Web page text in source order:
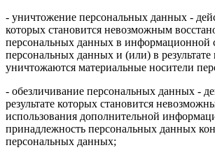
- уничтожение персональных данных -
которых становится невозможным
персональных данных в информационной
персональных данных и (или) в результате
уничтожаются материальные носители
- обезличивание персональных данных -
результате которых становится
использования дополнительной
принадлежность персональных данных
персональных данных;